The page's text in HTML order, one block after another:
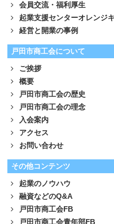
会員交流・福利厚生
起業支援センターオレンジ
経営と開業の事例
戸田市商工会について
ご挨拶
概要
戸田市商工会の歴史
戸田市商工会の理念
入会案内
アクセス
お問い合わせ
その他コンテンツ
起業のノウハウ
融資などのQ&A
戸田市商工会FB
戸田市商工会青年部FB